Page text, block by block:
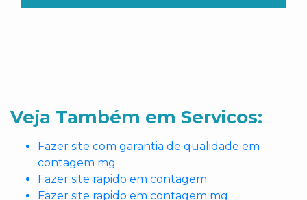
Veja Também em Servicos:
Fazer site com garantia de qualidade em
contagem mg
Fazer site rapido em contagem
Fazer site rapido em contagem mg